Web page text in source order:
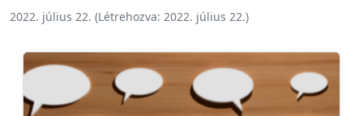
2022. július 22. (Létrehozva: 2022. július 22.)